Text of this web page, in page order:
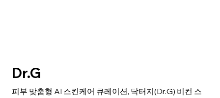
Dr.G
피부 맞춤형 AI 스킨케어 큐레이션, 닥터지(Dr.G) 비컨 스